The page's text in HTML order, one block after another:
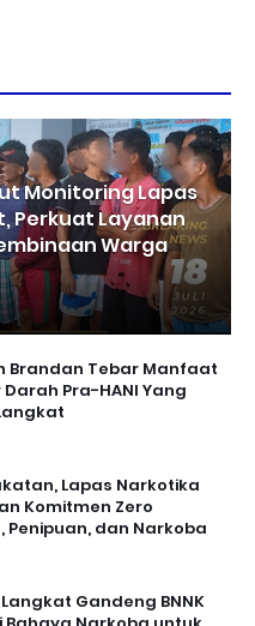
Monitoring Lapas
Perkuat Layanan
Warga
Brandan Tebar Manfaat
Pra-HANI Yang
Lapas Narkotika
Komitmen Zero
Penipuan, dan Narkoba
Gandeng BNNK